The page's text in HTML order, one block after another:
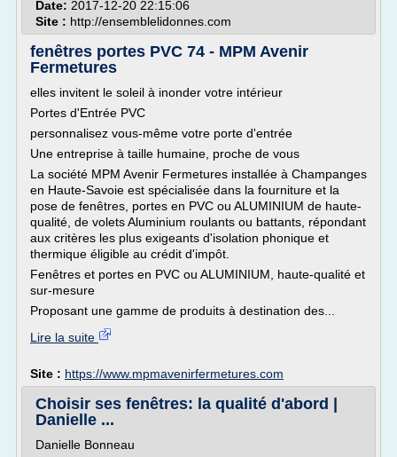
Date: 2017-12-20 22:15:06
Site : http://ensemblelidonnes.com
fenêtres portes PVC 74 - MPM Avenir
Fermetures
elles invitent le soleil à inonder votre intérieur
Portes d'Entrée PVC
personnalisez vous-même votre porte d'entrée
Une entreprise à taille humaine, proche de vous
La société MPM Avenir Fermetures installée à Champanges
en Haute-Savoie est spécialisée dans la fourniture et la
pose de fenêtres, portes en PVC ou ALUMINIUM de haute-
qualité, de volets Aluminium roulants ou battants, répondant
aux critères les plus exigeants d'isolation phonique et
thermique éligible au crédit d'impôt.
Fenêtres et portes en PVC ou ALUMINIUM, haute-qualité et
sur-mesure
Proposant une gamme de produits à destination des...
Lire la suite
Site : https://www.mpmavenirfermetures.com
Choisir ses fenêtres: la qualité d'abord |
Danielle ...
Danielle Bonneau